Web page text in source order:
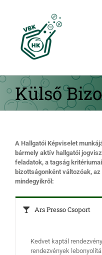
Külső
A Hallgatói Képviselet
bármely aktív hallgatói
feladatok, a tagság
bizottságonként változóak,
mindegyikről:
Ars Presso Csoport
Kedvet kaptál
rendezvények